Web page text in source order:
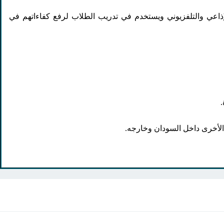
والتلفزيوني ويستخدم في تدريب الطلاب لرفع كفاءاتهم في
الأخرى داخل السودان وخارجه.